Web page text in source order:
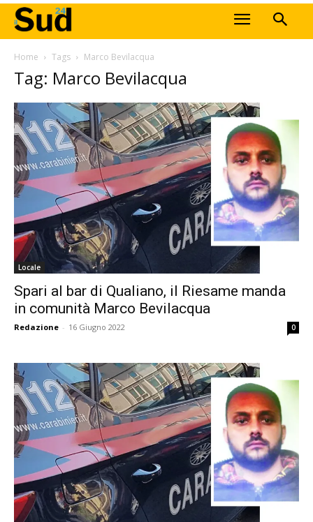
Home Tags Marco Bevilacqua
Tag: Marco Bevilacqua
Locale
Spari al bar di Qualiano, il Riesame manda
in comunità Marco Bevilacqua
Redazione - 16 Giugno 2022 0